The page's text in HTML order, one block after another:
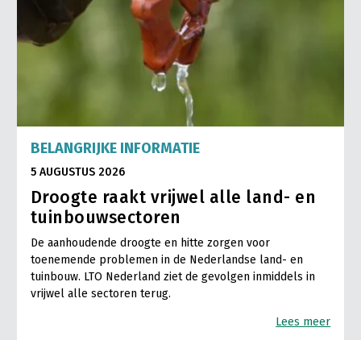
BELANGRIJKE INFORMATIE
5 AUGUSTUS 2026
Droogte raakt vrijwel alle land- en
tuinbouwsectoren
De aanhoudende droogte en hitte zorgen voor
toenemende problemen in de Nederlandse land- en
tuinbouw. LTO Nederland ziet de gevolgen inmiddels in
vrijwel alle sectoren terug.
Lees meer